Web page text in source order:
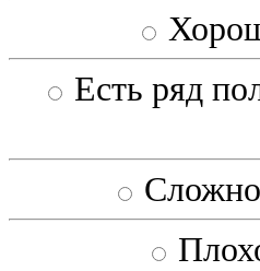
Есть ряд
Сложно